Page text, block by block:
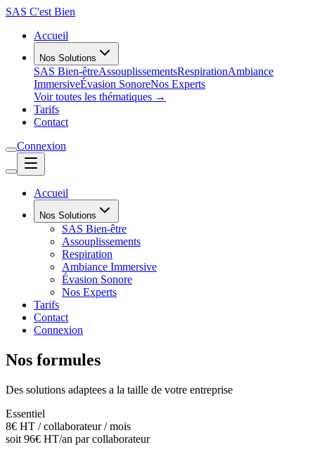
SAS C'est Bien
Accueil
Nos Solutions
SAS Bien-êtreAssouplissementsRespirationAmbiance
ImmersiveÉvasion SonoreNos Experts
Voir toutes les thématiques →
Tarifs
Contact
Connexion
Accueil
Nos Solutions
SAS Bien-être
Assouplissements
Respiration
Ambiance Immersive
Évasion Sonore
Nos Experts
Tarifs
Contact
Connexion
Nos formules
Des solutions adaptees a la taille de votre entreprise
Essentiel
8€ HT / collaborateur / mois
soit 96€ HT/an par collaborateur